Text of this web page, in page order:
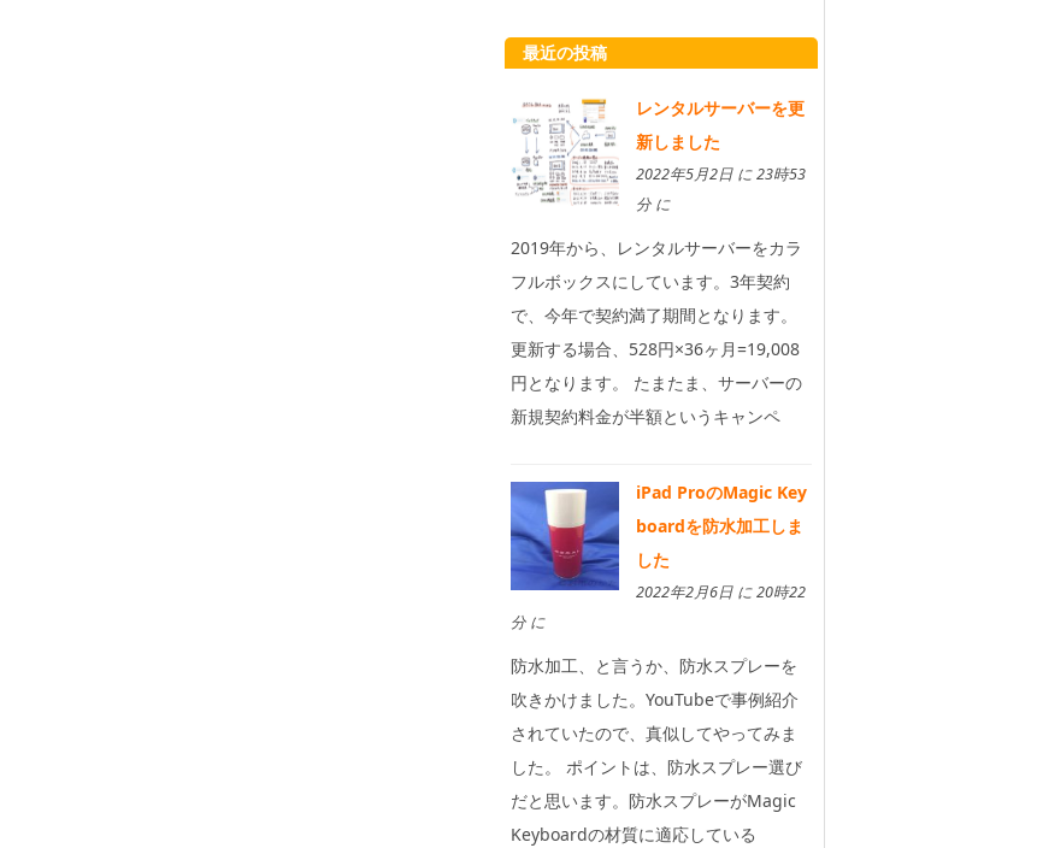
最近の投稿
レンタルサーバーを更
新しました
2022年5月2日 に 23時53
分 に
2019年から、レンタルサーバーをカラ
フルボックスにしています。3年契約
で、今年で契約満了期間となります。
更新する場合、528円×36ヶ月=19,008
円となります。 たまたま、サーバーの
新規契約料金が半額というキャンペ
iPad ProのMagic Key
boardを防水加工しま
した
2022年2月6日 に 20時22
分 に
防水加工、と言うか、防水スプレーを
吹きかけました。YouTubeで事例紹介
されていたので、真似してやってみま
した。 ポイントは、防水スプレー選び
だと思います。防水スプレーがMagic
Keyboardの材質に適応している